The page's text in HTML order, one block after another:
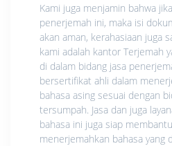
Kami juga menjamin bahwa
penerjemah ini, maka isi
akan aman, kerahasiaan juga
kami adalah kantor Terjemah
di dalam bidang jasa
bersertifikat ahli dalam
bahasa asing sesuai dengan
tersumpah. Jasa dan juga
bahasa ini juga siap
menerjemahkan bahasa yang